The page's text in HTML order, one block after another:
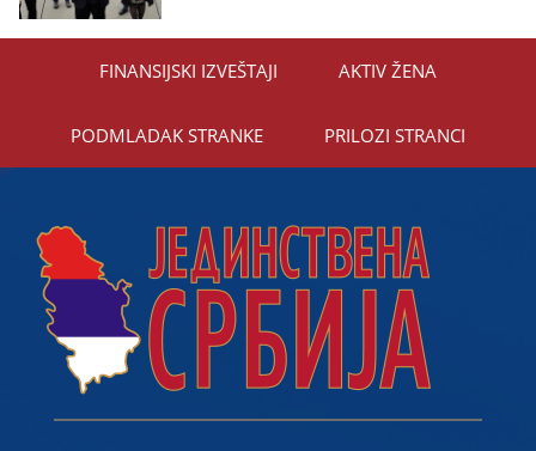
FINANSIЈSKI IZVEŠTAЈI AKTIV ŽENA
PODMLADAK STRANKE PRILOZI STRANCI